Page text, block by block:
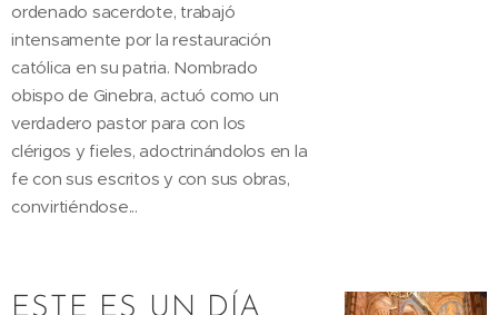
ordenado sacerdote, trabajó
intensamente por la restauración
católica en su patria. Nombrado
obispo de Ginebra, actuó como un
verdadero pastor para con los
clérigos y fieles, adoctrinándolos en la
fe con sus escritos y con sus obras,
convirtiéndose...
ESTE ES UN DÍA